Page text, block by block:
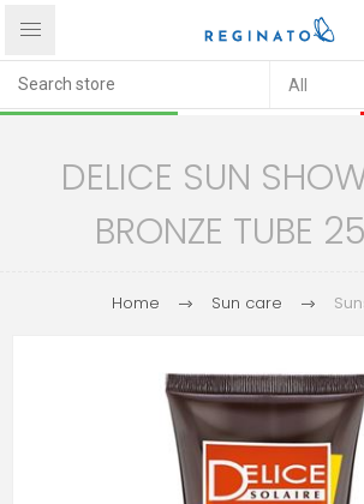
DELICE SUN
BRONZE TUBE
Home Sun care